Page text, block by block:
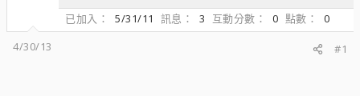
已加入
5/31/11 訊息 3 互動分數 0 點數
0
4/30/13
#1